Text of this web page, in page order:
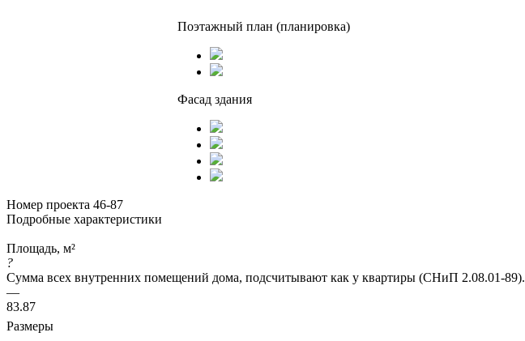
Поэтажный план (планировка)
Фасад здания
Номер проекта 46-87
Подробные характеристики
Площадь, м²
?
Сумма всех внутренних помещений дома, подсчитывают как у квартиры (СНиП 2.08.01-89).
—
83.87
Размеры